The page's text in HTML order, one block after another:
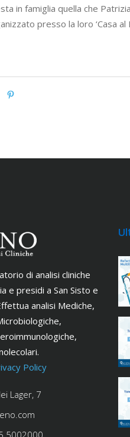
in famiglia quella che
presso la loro ‘Casa
di analisi cliniche
e presidi a San Sisto e
analisi Mediche,
Policy
Lager, 7